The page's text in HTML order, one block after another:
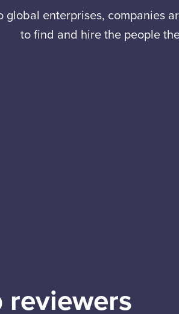
global enterprises, companies
to find and hire the people
reviewers